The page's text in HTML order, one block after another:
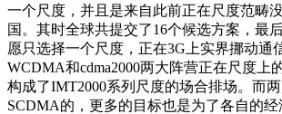
一个尺度，并且是来自此前正在尺度范畴
国。其时全球共提交了16个候选方案，最
愿只选择一个尺度，正在3G上实界挪动通
WCDMA和cdma2000两大阵营正在尺度上
构成了IMT2000系列尺度的场合排场。而
SCDMA的，更多的目标也是为了各自的